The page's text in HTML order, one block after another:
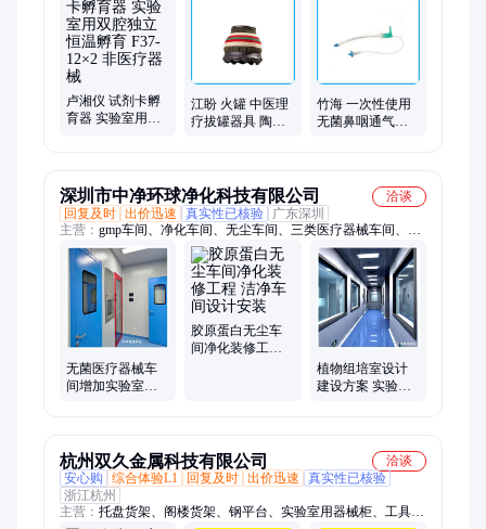
血糖仪、肺功能仪、眼科激光治疗仪、血氧仪、高分子夹板、血
管鞘、急救包、喉镜、高压注射器、手术显微镜、听力筛查仪、
视力筛查仪、呼吸机、牙科综合治疗台、临时起搏器、可视喉镜
卢湘仪 试剂卡孵
育器 实验室用双
江盼 火罐 中医理
疗拔罐器具 陶瓷
竹海 一次性使用
无菌鼻咽通气道
深圳市中净环球净化科技有限公司
洽谈
回复及时 出价迅速 真实性已核验
广东深圳
主营： gmp车间、净化车间、无尘车间、三类医疗器械车间、干
细胞实验室、二类医疗器械车间、一类医疗器械车间、细胞实验
室、微生物实验室、洁净实验室、无菌实验室、百级洁净室、净
化工程装修、无尘室、洁净车间、洁净厂房、无菌室、无菌车间
厂房、净化厂房、GMP厂房、诊断试剂车间厂房、无尘厂房、
GMP净化车间
无菌医疗器械车
间增加实验室规
胶原蛋白无尘车
间净化装修工程
植物组培室设计
建设方案 实验室
杭州双久金属科技有限公司
洽谈
安心购
综合体验L1 回复及时 出价迅速
真实性已核验
浙江杭州
主营： 托盘货架、阁楼货架、钢平台、实验室用器械柜、工具